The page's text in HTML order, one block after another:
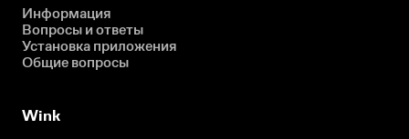
Информация
Вопросы и ответы
Установка приложения
Общие вопросы
Wink